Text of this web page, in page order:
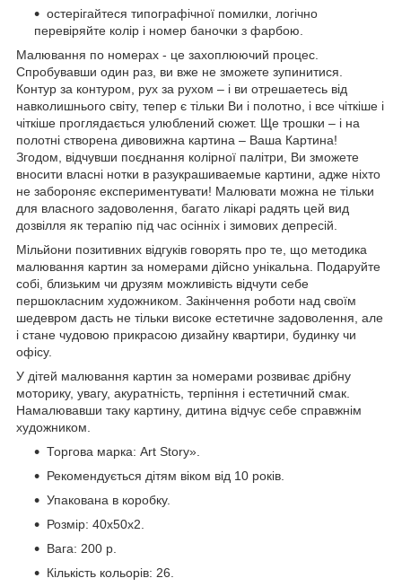
остерігайтеся типографічної помилки, логічно
перевіряйте колір і номер баночки з фарбою.
Малювання по номерах - це захоплюючий процес.
Спробувавши один раз, ви вже не зможете зупинитися.
Контур за контуром, рух за рухом – і ви отрешаетесь від
навколишнього світу, тепер є тільки Ви і полотно, і все чіткіше і
чіткіше проглядається улюблений сюжет. Ще трошки – і на
полотні створена дивовижна картина – Ваша Картина!
Згодом, відчувши поєднання колірної палітри, Ви зможете
вносити власні нотки в разукрашиваемые картини, адже ніхто
не забороняє експериментувати! Малювати можна не тільки
для власного задоволення, багато лікарі радять цей вид
дозвілля як терапію під час осінніх і зимових депресій.
Мільйони позитивних відгуків говорять про те, що методика
малювання картин за номерами дійсно унікальна. Подаруйте
собі, близьким чи друзям можливість відчути себе
першокласним художником. Закінчення роботи над своїм
шедевром дасть не тільки високе естетичне задоволення, але
і стане чудовою прикрасою дизайну квартири, будинку чи
офісу.
У дітей малювання картин за номерами розвиває дрібну
моторику, увагу, акуратність, терпіння і естетичний смак.
Намалювавши таку картину, дитина відчує себе справжнім
художником.
Торгова марка: Art Story».
Рекомендується дітям віком від 10 років.
Упакована в коробку.
Розмір: 40х50х2.
Вага: 200 р.
Кількість кольорів: 26.